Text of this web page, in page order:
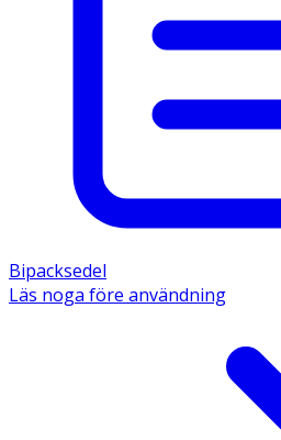
Bipacksedel
Läs noga före användning